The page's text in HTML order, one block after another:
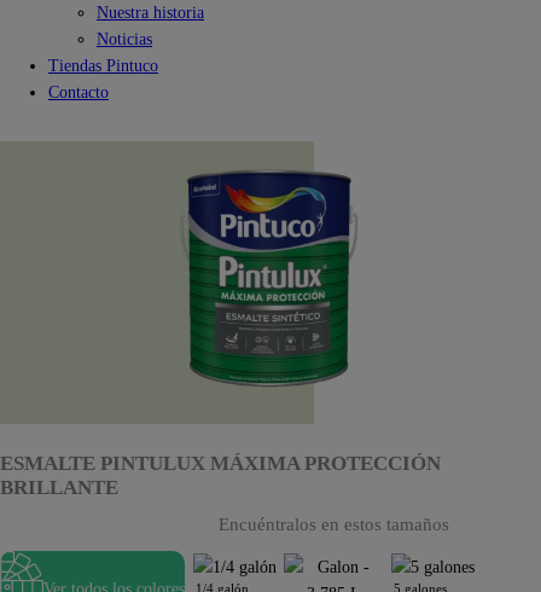
Nuestra historia
Noticias
Tiendas Pintuco
Contacto
ESMALTE PINTULUX MÁXIMA PROTECCIÓN
BRILLANTE
Ver todos los colores
Encuéntralos en estos tamaños
1/4 galón 5 galones